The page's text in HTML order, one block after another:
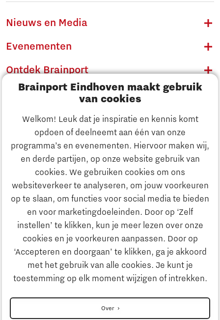
Brainport Eindhoven maakt gebruik
van cookies
Welkom! Leuk dat je inspiratie en kennis komt
opdoen of deelneemt aan één van onze
programma’s en evenementen. Hiervoor maken wij,
en derde partijen, op onze website gebruik van
cookies. We gebruiken cookies om ons
websiteverkeer te analyseren, om jouw voorkeuren
op te slaan, om functies voor social media te bieden
en voor marketingdoeleinden. Door op ‘Zelf
instellen’ te klikken, kun je meer lezen over onze
cookies en je voorkeuren aanpassen. Door op
‘Accepteren en doorgaan’ te klikken, ga je akkoord
met het gebruik van alle cookies. Je kunt je
toestemming op elk moment wijzigen of intrekken.
Over
Ontdek Brainport
Innovatie
Ondernemen
Onderwijs
Nieuws en Media
Evenementen
Ontdek Brainport
Innovatie
Ondernemen
Onderwijs
Maatschappelijk
Strategie & Organisatie
Zoeken
Contact
Naar internationale website